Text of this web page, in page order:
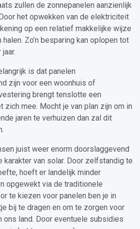
zullen de zonnepanelen aanzienlijk
het opwekken van de elektriciteit
op een relatief makkelijke wijze
halen. Zo’n besparing kan oplopen tot
is dat panelen
zijn voor een woonhuis of
brengt tenslotte een
zich mee. Mocht je van plan zijn om in
jaren te verhuizen dan zal dit
juist weer enorm doorslaggevend
karakter van solar. Door zelfstandig te
hoeft er landelijk minder
opgewekt via de traditionele
te kiezen voor panelen ben je in
bij te dragen en om te zorgen voor
ons land. Door eventuele subsidies